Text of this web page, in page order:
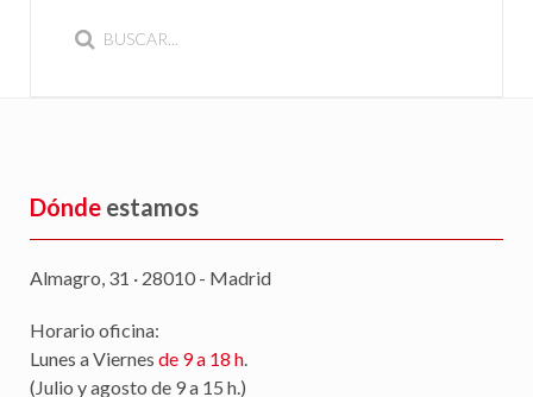
Dónde estamos
Almagro, 31 · 28010 - Madrid
Horario oficina:
Lunes a Viernes de 9 a 18 h
(Julio y agosto de 9 a 15 h.)